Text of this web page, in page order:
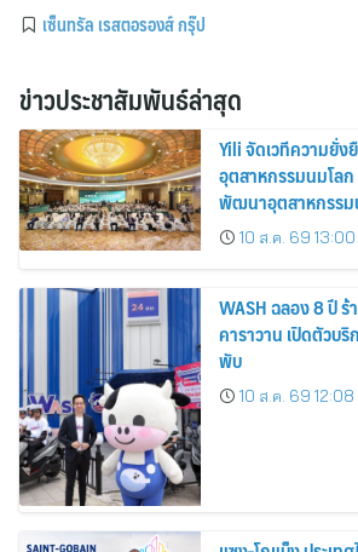
เซ็นทรัล เรสตอรองส์ กรุ๊ป
ข่าวประชาสัมพันธ์ล่าสุด
Yili จัดเวทีความยั่ง
อุตสาหกรรมนมโล
พัฒนาอุตสาหกรร
10 ส.ค. 69 13:00
WASH ฉลอง 8 ปี
คาราวาน เปิดตัวบ
พับ
10 ส.ค. 69 12:08